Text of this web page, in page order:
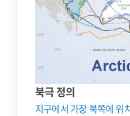
북극 정의
지구에서 가장 북쪽에 위